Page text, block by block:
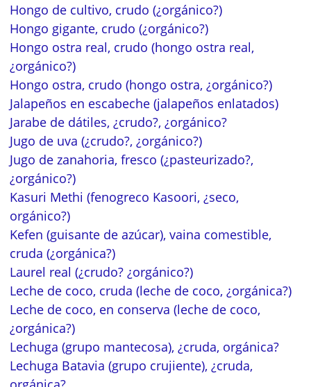
Hongo de cultivo, crudo (¿orgánico?)
Hongo gigante, crudo (¿orgánico?)
Hongo ostra real, crudo (hongo ostra real,
¿orgánico?)
Hongo ostra, crudo (hongo ostra, ¿orgánico?)
Jalapeños en escabeche (jalapeños enlatados)
Jarabe de dátiles, ¿crudo?, ¿orgánico?
Jugo de uva (¿crudo?, ¿orgánico?)
Jugo de zanahoria, fresco (¿pasteurizado?,
¿orgánico?)
Kasuri Methi (fenogreco Kasoori, ¿seco,
orgánico?)
Kefen (guisante de azúcar), vaina comestible,
cruda (¿orgánica?)
Laurel real (¿crudo? ¿orgánico?)
Leche de coco, cruda (leche de coco, ¿orgánica?)
Leche de coco, en conserva (leche de coco,
¿orgánica?)
Lechuga (grupo mantecosa), ¿cruda, orgánica?
Lechuga Batavia (grupo crujiente), ¿cruda,